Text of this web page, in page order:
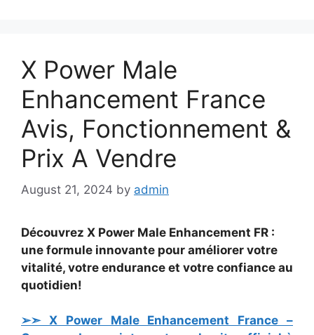
X Power Male
Enhancement France
Avis, Fonctionnement &
Prix A Vendre
August 21, 2024 by admin
Découvrez X Power Male Enhancement FR :
une formule innovante pour améliorer votre
vitalité, votre endurance et votre confiance au
quotidien!
➢➣ X Power Male Enhancement France –